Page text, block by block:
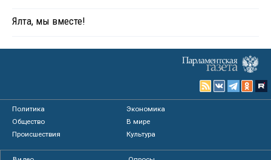
Ялта, мы вместе!
Политика
Экономика
Общество
В мире
Происшествия
Культура